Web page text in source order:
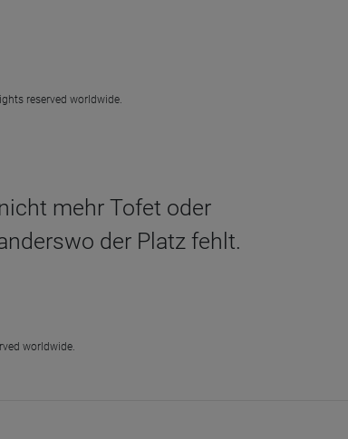
reserved worldwide.
mehr Tofet oder
der Platz fehlt.
worldwide.